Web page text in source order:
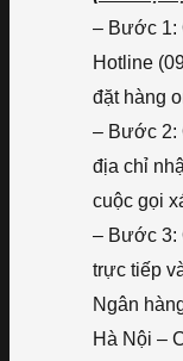
– Bước 1:
Hotline
đặt hàng
– Bước 2:
địa chỉ
cuộc gọi
– Bước 3:
trực tiếp
Ngân
Hà Nội –